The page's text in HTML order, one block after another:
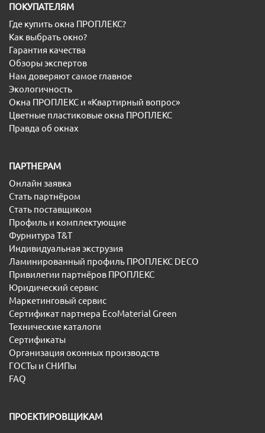
ПОКУПАТЕЛЯМ
Где купить окна ПРОПЛЕКС?
Как выбрать окно?
Гарантия качества
Обзоры экспертов
Нам доверяют самое главное
Экологичность
Окна ПРОПЛЕКС и «Квартирный вопрос»
Цветные пластиковые окна ПРОПЛЕКС
Правда об окнах
ПАРТНЕРАМ
Онлайн заявка
Стать партнёром
Стать поставщиком
Профиль и комплектующие
Фурнитура T&T
Индивидуальная экструзия
Ламинированный профиль ПРОПЛЕКС DECO
Привилегии партнёров ПРОПЛЕКС
Юридический сервис
Маркетинговый сервис
Сертификат партнера EcoMaterial Green
Технические каталоги
Сертификаты
Организация оконных производств
ГОСТы и СНИПы
FAQ
ПРОЕКТИРОВЩИКАМ